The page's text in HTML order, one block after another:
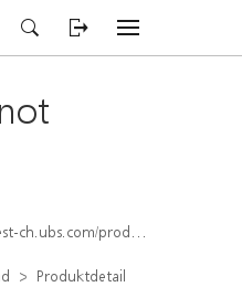
detail/index/isin/CH1565645996
Produktdetail